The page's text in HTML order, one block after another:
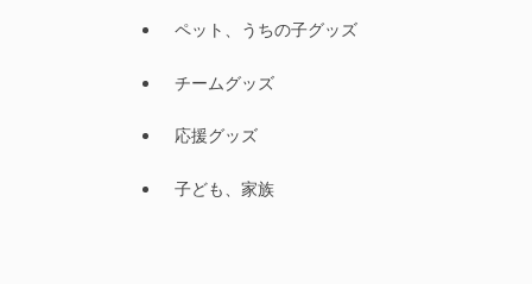
ペット、うちの子グッズ
チームグッズ
応援グッズ
子ども、家族